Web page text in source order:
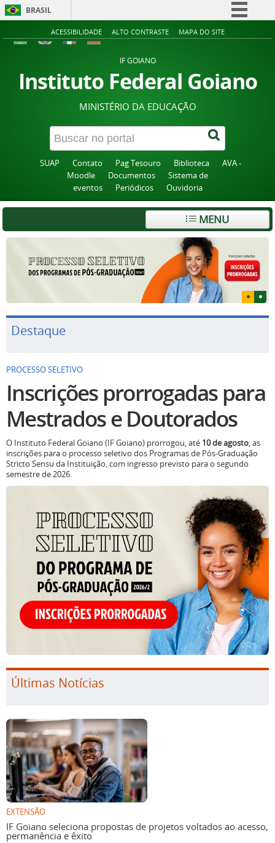
BRASIL
Simplifique!
Acesso à informação
Legislação
Canais
ACESSIBILIDADE ALTO CONTRASTE MAPA DO SITE
IF GOIANO
Instituto Federal Goiano
MINISTÉRIO DA EDUCAÇÃO
SUAP Contato Pag Tesouro Biblioteca
AVA -
Moodle
Documentos
Sistema de
eventos
Periódicos Ouvidoria
MENU
Destaque
PROCESSO SELETIVO
Inscrições prorrogadas para
Mestrados e Doutorados
O Instituto Federal Goiano (IF Goiano) prorrogou, até 10 de agosto, as
inscrições para o processo seletivo dos Programas de Pós-Graduação
Stricto Sensu da Instituição, com ingresso previsto para o segundo
semestre de 2026.
Últimas Notícias
EXTENSÃO
IF Goiano seleciona propostas de projetos voltados ao acesso,
permanência e êxito